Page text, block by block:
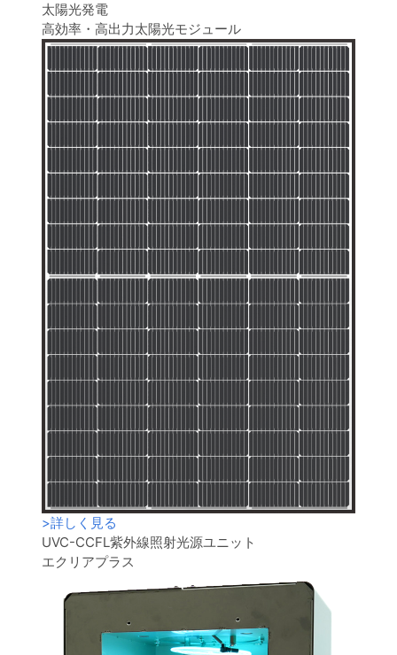
太陽光発電
高効率・高出力太陽光モジュール
>詳しく見る
UVC-CCFL紫外線照射光源ユニット
エクリアプラス